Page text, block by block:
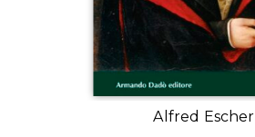
Alfred Escher